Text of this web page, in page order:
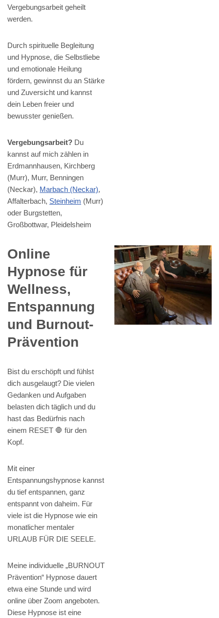
Vergebungsarbeit geheilt
werden.
Durch spirituelle Begleitung
und Hypnose, die Selbstliebe
und emotionale Heilung
fördern, gewinnst du an Stärke
und Zuversicht und kannst
dein Leben freier und
bewusster genießen.
Vergebungsarbeit? Du
kannst auf mich zählen in
Erdmannhausen, Kirchberg
(Murr), Murr, Benningen
(Neckar), Marbach (Neckar),
Affalterbach, Steinheim (Murr)
oder Burgstetten,
Großbottwar, Pleidelsheim
Online
Hypnose für
Wellness,
Entspannung
und Burnout-
Prävention
Bist du erschöpft und fühlst
dich ausgelaugt? Die vielen
Gedanken und Aufgaben
belasten dich täglich und du
hast das Bedürfnis nach
einem RESET 🛑 für den
Kopf.
Mit einer
Entspannungshypnose kannst
du tief entspannen, ganz
entspannt von daheim. Für
viele ist die Hypnose wie ein
monatlicher mentaler
URLAUB FÜR DIE SEELE.
Meine individuelle „BURNOUT
Prävention“ Hypnose dauert
etwa eine Stunde und wird
online über Zoom angeboten.
Diese Hypnose ist eine